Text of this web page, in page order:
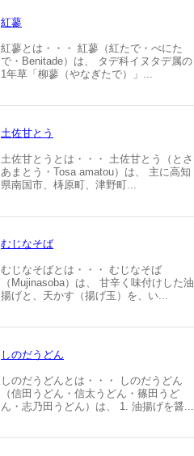
紅蓼
紅蓼とは・・・ 紅蓼（紅たで・べにた
で・Benitade）は、 タデ科イヌタデ属の
1年草「柳蓼（やなぎたで）」...
土佐甘とう
土佐甘とうとは・・・ 土佐甘とう（とさ
あまとう・Tosa amatou）は、 主に高知
県南国市、梼原町、津野町...
むじなそば
むじなそばとは・・・ むじなそば
（Mujinasoba）は、 甘辛く味付けした油
揚げと、天かす（揚げ玉）を、い...
しのだうどん
しのだうどんとは・・・ しのだうどん
（信田うどん・信太うどん・篠田うど
ん・志乃田うどん）は、 1. 油揚げを醤...